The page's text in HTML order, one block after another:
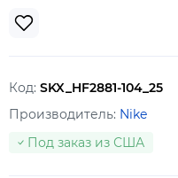
Код: SKX_HF2881-104_25
Производитель: Nike
Под заказ из США